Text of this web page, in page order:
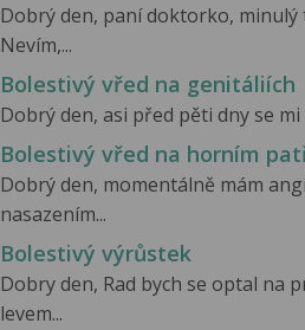
Dobrý den, paní doktorko, minulý
Nevím,...
Bolestivý vřed na genitáliích
Dobrý den, asi před pěti dny se
Bolestivý vřed na horním
Dobrý den, momentálně mám
nasazením...
Bolestivý výrůstek
Dobry den, Rad bych se optal na
levem...